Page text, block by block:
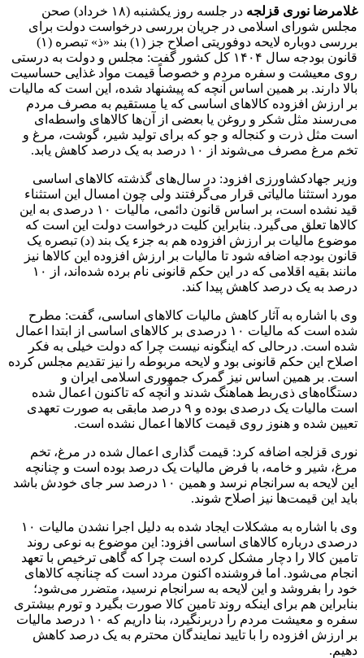
غلامرضا نوری قزلجه
در جلسه روز یکشنبه (۱۸ خرداد) صحن
مجلس شورای اسلامی در جریان بررسی درخواست دولت برای
بررسی دوباره لایحه دوفوریتی اصلاح جز (۱) بند «ذ» تبصره (۱)
قانون بودجه سال ۱۴۰۴ کل کشور گفت: مجلس و دولت به درستی
روی معیشت و سفره مردم و خصوصاً قیمت مواد غذایی حساسیت
بالا دارند. بر همین اساس آنچه که پیشنهاد شده، این است که مالیات
بر ارزش افزوده کالاهای اساسی که یا مستقیم به مصرف مردم
می‌رسند مثل شکر و روغن یا بعضی از آن‌ها کالاهای واسطه‌ای
است مثل ذرت و کنجاله و جو که برای تولید شیر، گوشت، مرغ و
تخم مرغ مصرف می‌شوند از ۱۰ درصد به یک درصد کاهش یابد.
وزیر جهادکشاورزی افزود: در سال‌های گذشته کالاهای اساسی
مورد استثنا مالیاتی قرار می‌گرفتند ولی چون امسال این استثناء
قید نشده است، بر اساس قانون دائمی، مالیات ۱۰ درصدی به این
کالاها تعلق می‌گیرد. بنابراین کلیت درخواست دولت این است که
موضوع مالیات بر ارزش افزوده هم به جزء یک بند (د) تبصره یک
قانون بودجه اضافه شود تا مالیات بر ارزش افزوده این کالاها نیز
مانند بقیه اقلامی که در این حکم قانونی نام برده شده‌اند، از ۱۰
درصد به یک درصد کاهش پیدا کند.
وی با اشاره به آثار کاهش مالیات کالاهای اساسی، گفت: مطرح
شده است که مالیات ۱۰ درصدی بر کالاهای اساسی از ابتدا اعمال
شده است. درحالی که اینگونه نیست چرا که دولت خیلی به فکر
اصلاح این حکم قانونی بود و لایحه مربوطه را نیز تقدیم مجلس کرده
است. بر همین اساس نیز گمرک جمهوری اسلامی ایران و
دستگاه‌های ذی‌ربط هماهنگ شدند و آنچه که تاکنون اعمال شده
است مالیات یک درصدی بوده و ۹ درصد مابقی به صورت تعهدی
تعیین شده و هنوز روی قیمت کالاها اعمال نشده است.
نوری قزلجه اضافه کرد: قیمت گذاری اعمال شده در مرغ، تخم
مرغ، شیر و خامه، با فرض مالیات یک درصد بوده است و چنانچه
این لایحه به سرانجام نرسد و همین ۱۰ درصد سر جای خودش باشد
باید این قیمت‌ها نیز اصلاح شوند.
وی با اشاره به مشکلات ایجاد شده به دلیل اجرا نشدن مالیات ۱۰
درصدی درباره کالاهای اساسی افزود: این موضوع به نوعی روند
تامین کالا را دچار مشکل کرده‌ است چرا که گاهی ترخیص با تعهد
انجام می‌شود. اما فروشنده اکنون مردد است که چنانچه کالاهای
خود را بفروشد و این لایحه به سرانجام نرسید، متضرر می‌شود؛
بنابراین هم برای اینکه روند تامین کالا صورت بگیرد و تورم بیشتری
سفره و معیشت مردم را دربرنگیرد، بنا داریم که ۱۰ درصد مالیات
بر ارزش افزوده را با تایید نمایندگان محترم به یک درصد کاهش
دهیم.